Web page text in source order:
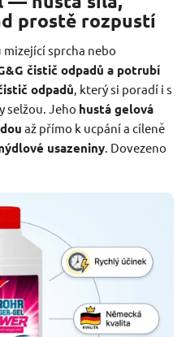
prostě rozpustí
sprcha nebo
čistič odpadů a potrubí
odpadů, který si poradí i s
selžou. Jeho hustá gelová
až přímo k ucpání a cíleně
usazeniny. Dovezeno